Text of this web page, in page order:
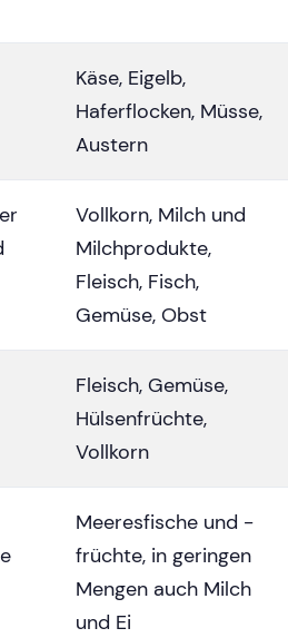
Käse, Eigelb,
Haferflocken, Müsse,
Austern
Vollkorn, Milch und
Milchprodukte,
Fleisch, Fisch,
Gemüse, Obst
Fleisch, Gemüse,
Hülsenfrüchte,
Vollkorn
Meeresfische und -
früchte, in geringen
Mengen auch Milch
und Ei